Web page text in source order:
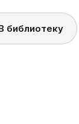
библиотеку